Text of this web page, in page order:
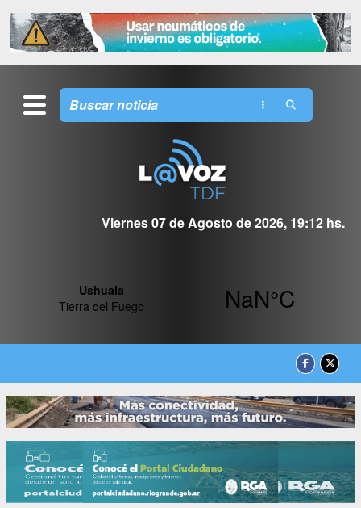
Viernes 07 de Agosto de 2026, 19:12 hs.